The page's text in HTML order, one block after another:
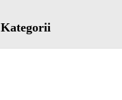
Kategorii